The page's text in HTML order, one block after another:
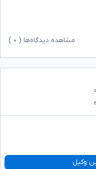
مشاهده دیدگاه‌ها ( ۰
وکیل